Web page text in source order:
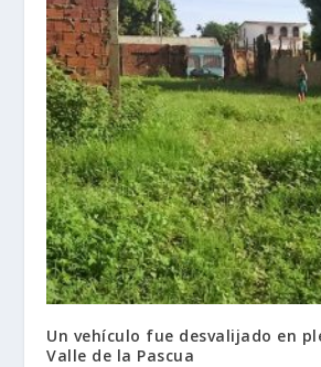
Un vehículo fue desvalijado en
Valle de la Pascua